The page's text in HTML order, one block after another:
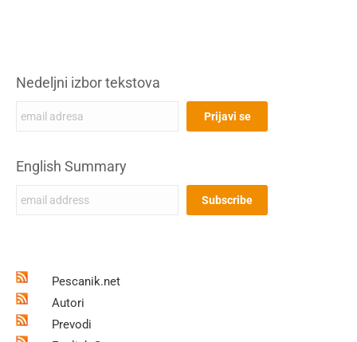
Nedeljni izbor tekstova
English Summary
Pescanik.net
Autori
Prevodi